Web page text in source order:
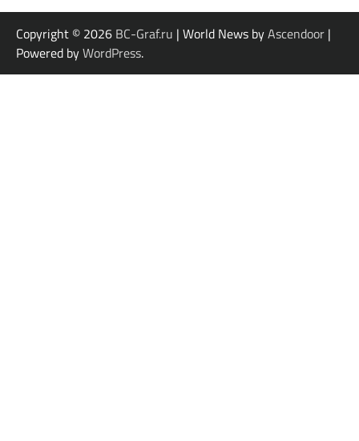
Copyright © 2026 BC-Graf.ru | World News byAscendoor |
Powered byWordPress.